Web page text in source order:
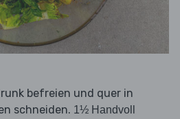
befreien und quer in
schneiden. 1½ Handvoll